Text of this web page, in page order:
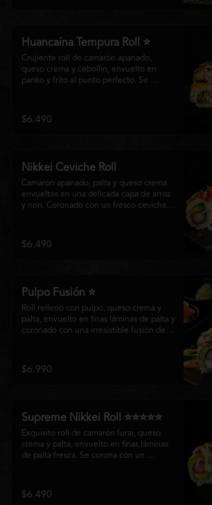
Huancaína Tempura Roll ⭐
Crujiente roll de camarón apanado,
queso crema y cebollín, envuelto en
panko y frito al punto perfecto. Se
y una sedosa salsa huancaína, finalizada
con toques de pimentón rojo fresco que
$6.490
Nikkei Ceviche Roll
Camarón apanado, palta y queso crema
envueltos en una delicada capa de arroz
y nori. Coronado con un fresco ceviche
creando un equilibrio perfecto entre
frescura, cremosidad y crocancia en cada
$6.490
Pulpo Fusión ⭐
Roll relleno con pulpo, queso crema y
palta, envuelto en finas láminas de palta y
coronado con una irresistible fusión de
láminas de pulpo, ofreciendo una
combinación perfecta entre frescura,
$6.990
Supreme Nikkei Roll ⭐⭐⭐⭐⭐
Exquisito roll de camarón furai, queso
crema y palta, envuelto en finas láminas
de palta fresca. Se corona con un
fusión de texturas, frescura y sabores que
resaltan la esencia del Pacífico.
$6.490